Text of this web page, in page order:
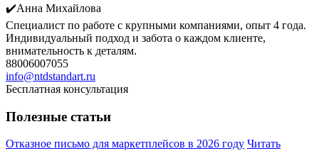
✔️Анна Михайлова
Специалист по работе с крупными компаниями, опыт 4 года.
Индивидуальный подход и забота о каждом клиенте,
внимательность к деталям.
88006007055
info@ntdstandart.ru
Бесплатная консультация
Полезные статьи
Отказное письмо для маркетплейсов в 2026 году Читать